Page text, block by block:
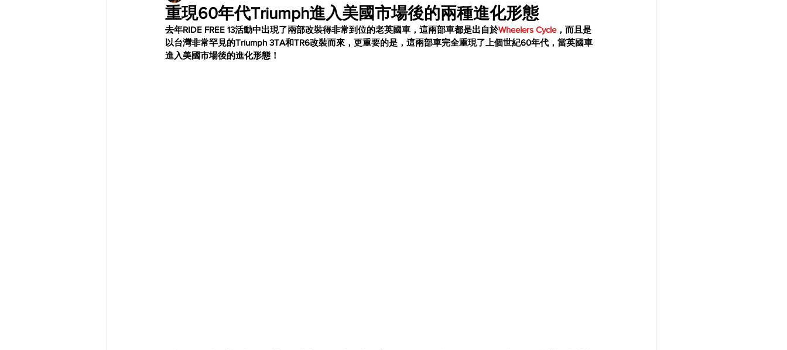
重現60年代Triumph進入美國市場後的兩種進化形態
去年RIDE FREE 13活動中出現了兩部改裝得非常到位的老英國車，這兩部車都是出自於Wheelers Cycle，而且是
以台灣非常罕見的Triumph 3TA和TR6改裝而來，更重要的是，這兩部車完全重現了上個世紀60年代，當英國車
進入美國市場後的進化形態！